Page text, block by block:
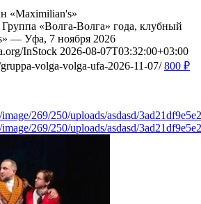
«Maximilian's»
Группа «Волга-Волга» года, клубный
— Уфа, 7 ноября 2026
InStock 2026-08-07T03:32:00+03:00
volga-volga-ufa-2026-11-07/ 800 ₽
269/250/uploads/asdasd/
269/250/uploads/asdasd/